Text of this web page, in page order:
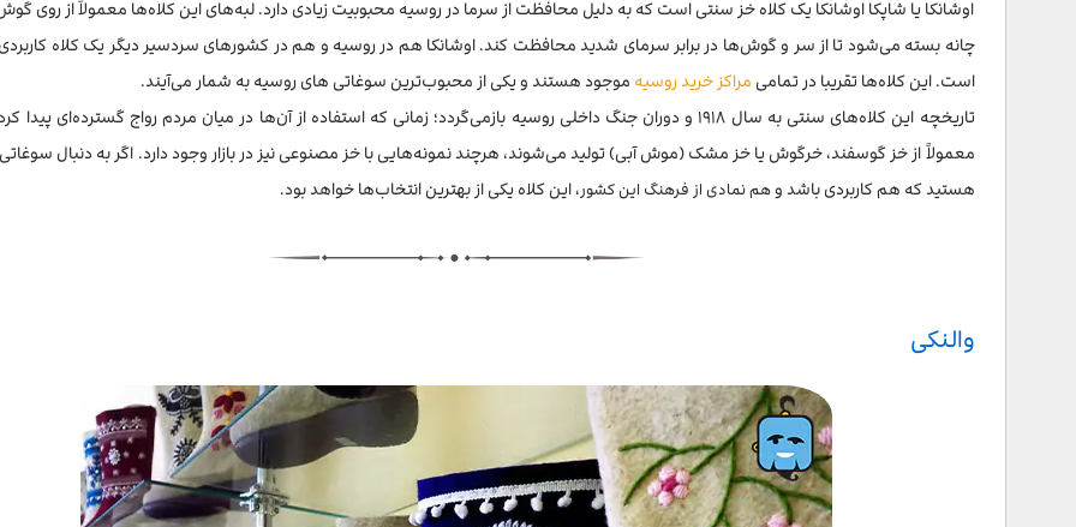
اوشانکا یا شاپکا اوشانکا یک کلاه خز سنتی است که به دلیل محافظت از سرما در روسیه محبوبیت زیادی دارد. لبه‌های این کلاه‌ها معمولاً از روی
چانه بسته می‌شود تا از سر و گوش‌ها در برابر سرمای شدید محافظت کند. اوشانکا هم در روسیه و هم در کشورهای سردسیر دیگر یک کلاه
است. این کلاه‌ها تقریبا در تمامی مراکز خرید روسیه موجود هستند و یکی از محبوب‌ترین سوغاتی های روسیه به شمار می‌آیند.
تاریخچه این کلاه‌های سنتی به سال ۱۹۱۸ و دوران جنگ داخلی روسیه بازمی‌گردد؛ زمانی که استفاده از آن‌ها در میان مردم رواج گسترده‌ای پیدا
معمولاً از خز گوسفند، خرگوش یا خز مشک (موش آبی) تولید می‌شوند، هرچند نمونه‌هایی با خز مصنوعی نیز در بازار وجود دارد. اگر به دنبال
هستید که هم کاربردی باشد وهم نمادی از فرهنگ این کشور، این کلاه یکی از بهترین انتخاب‌ها خواهد بود.
والنکی